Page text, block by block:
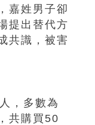
嘉姓男子卻
提出替代方
共識，被害
，多數為
共購買50